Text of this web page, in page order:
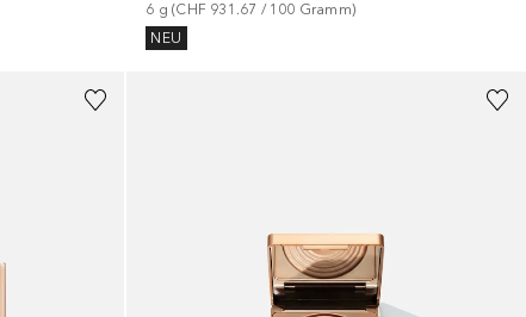
6 g (CHF 931.67 / 100 Gramm)
NEU+